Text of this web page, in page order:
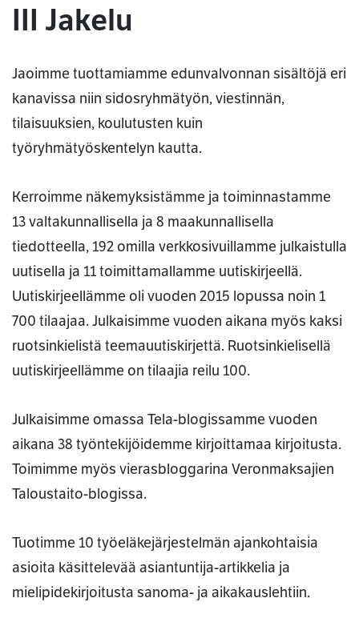
III Jakelu
Jaoimme tuottamiamme edunvalvonnan sisältöjä eri
kanavissa niin sidosryhmätyön, viestinnän,
tilaisuuksien, koulutusten kuin
työryhmätyöskentelyn kautta.
Kerroimme näkemyksistämme ja toiminnastamme
13 valtakunnallisella ja 8 maakunnallisella
tiedotteella, 192 omilla verkkosivuillamme julkaistulla
uutisella ja 11 toimittamallamme uutiskirjeellä.
Uutiskirjeellämme oli vuoden 2015 lopussa noin 1
700 tilaajaa. Julkaisimme vuoden aikana myös kaksi
ruotsinkielistä teemauutiskirjettä. Ruotsinkielisellä
uutiskirjeellämme on tilaajia reilu 100.
Julkaisimme omassa Tela-blogissamme vuoden
aikana 38 työntekijöidemme kirjoittamaa kirjoitusta.
Toimimme myös vierasbloggarina Veronmaksajien
Taloustaito-blogissa.
Tuotimme 10 työeläkejärjestelmän ajankohtaisia
asioita käsittelevää asiantuntija-artikkelia ja
mielipidekirjoitusta sanoma- ja aikakauslehtiin.